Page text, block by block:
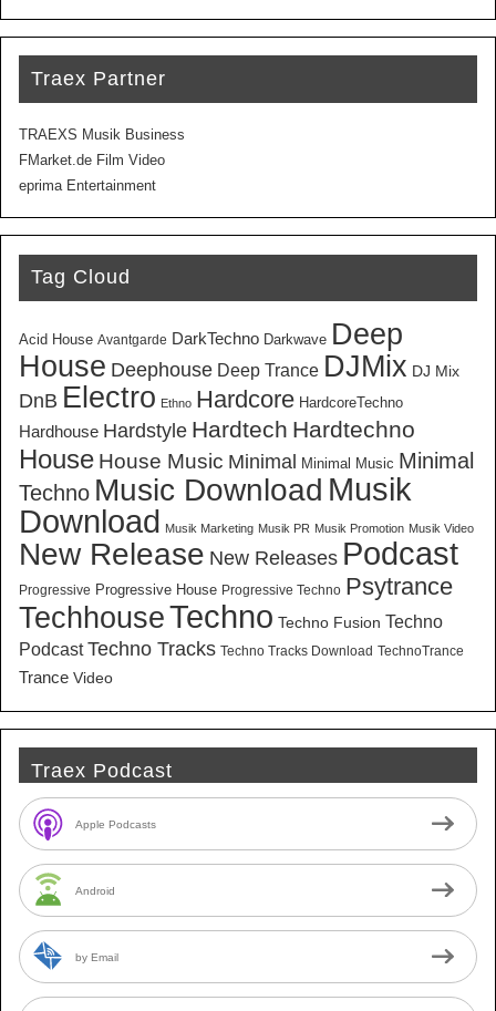
Traex Partner
TRAEXS Musik Business
FMarket.de Film Video
eprima Entertainment
Tag Cloud
Acid House Avantgarde DarkTechno Darkwave Deep
House Deephouse Deep Trance DJMix DJ Mix
DnB Electro Ethno Hardcore HardcoreTechno
Hardhouse Hardstyle Hardtech Hardtechno
House House Music Minimal Minimal Music Minimal
Techno Music Download Musik
Download
Musik Marketing Musik PR Musik Promotion Musik Video
New Release New Releases Podcast
Progressive Progressive House Progressive Techno Psytrance
TechhouseTechno Techno Fusion Techno
Podcast Techno Tracks Techno Tracks Download TechnoTrance
Trance Video
Traex Podcast
Apple Podcasts
Android
by Email